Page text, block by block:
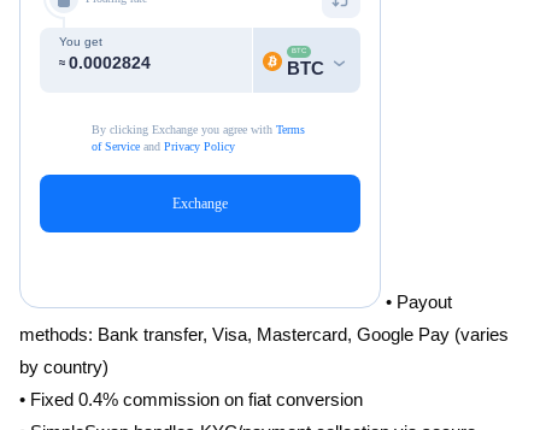
• Payout
methods: Bank transfer, Visa, Mastercard, Google Pay (varies
by country)
• Fixed 0.4% commission on fiat conversion